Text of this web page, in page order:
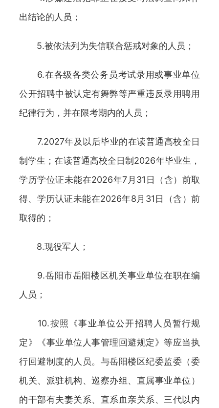
出结论的人员；
5.被依法列为失信联合惩戒对象的人员；
6.在各级各类公务员考试录用或事业单位
公开招聘中被认定有舞弊等严重违反录用聘用
纪律行为，并在限考期内的人员；
7.2027年及以后毕业的在读普通高校全日
制学生；在读普通高校全日制2026年毕业生，
学历学位证未能在2026年7月31日（含）前取
得、学历认证未能在2026年8月31日（含）前
取得的；
8.现役军人；
9.岳阳市岳阳楼区机关事业单位在职在编
人员；
10.按照《事业单位公开招聘人员暂行规
定》《事业单位人事管理回避规定》等应当执
行回避制度的人员。与岳阳楼区纪委监委（委
机关、派驻机构、巡察办组、直属事业单位）
的干部有夫妻关系、直系血亲关系、三代以内